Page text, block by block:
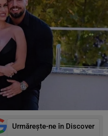
Urmărește-ne în Discover